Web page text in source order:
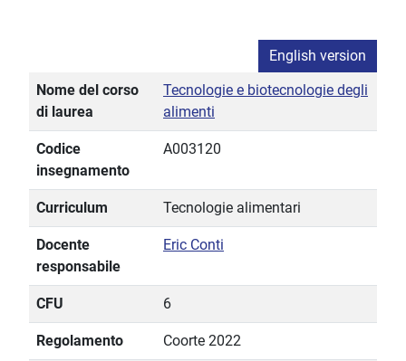
English version
Nome del corso
di laurea
Tecnologie e biotecnologie degli
alimenti
Codice
insegnamento
A003120
Curriculum Tecnologie alimentari
Docente
responsabile
Eric Conti
CFU 6
Regolamento Coorte 2022